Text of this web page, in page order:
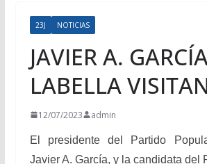
23J NOTICIAS
JAVIER A.
LABELLA
12/07/2023 admin
El presidente del Partido
Javier A. García, y la candidata del